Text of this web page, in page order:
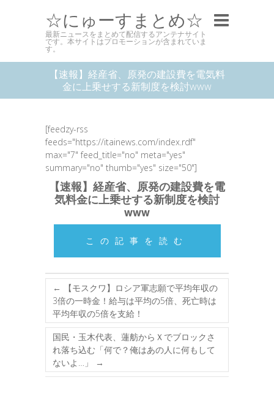
☆にゅーすまとめ☆
最新ニュースをまとめて配信するアンテナサイト
です。本サイトはプロモーションが含まれていま
す。
【速報】経産省、原発の建設費を電気料
金に上乗せする新制度を検討www
[feedzy-rss
feeds="https://itainews.com/index.rdf"
max="7" feed_title="no" meta="yes"
summary="no" thumb="yes" size="50"]
【速報】経産省、原発の建設費を電
気料金に上乗せする新制度を検討
www
この記事を読む
←
【モスクワ】ロシア軍志願で平均年収の
3倍の一時金！給与は平均の5倍、死亡時は
平均年収の5倍を支給！
国民・玉木代表、蓮舫からＸでブロックさ
れ落ち込む「何で？俺はあの人に何もして
ないよ…」
→